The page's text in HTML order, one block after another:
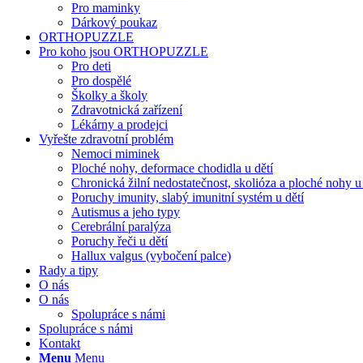
Pro maminky
Dárkový poukaz
ORTHOPUZZLE
Pro koho jsou ORTHOPUZZLE
Pro deti
Pro dospělé
Školky a školy
Zdravotnická zařízení
Lékárny a prodejci
Vyřešte zdravotní problém
Nemoci miminek
Ploché nohy, deformace chodidla u dětí
Chronická žilní nedostatečnost, skolióza a ploché nohy
Poruchy imunity, slabý imunitní systém u dětí
Autismus a jeho typy
Cerebrální paralýza
Poruchy řeči u dětí
Hallux valgus (vybočení palce)
Rady a tipy
O nás
O nás
Spolupráce s námi
Spolupráce s námi
Kontakt
Menu Menu